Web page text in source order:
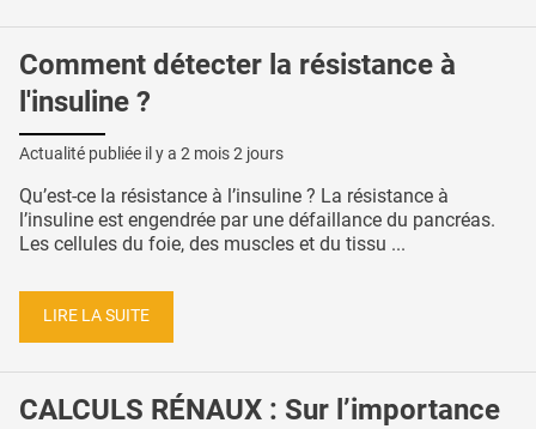
Comment détecter la résistance à
l'insuline ?
Actualité publiée il y a 2 mois 2 jours
Qu’est-ce la résistance à l’insuline ? La résistance à
l’insuline est engendrée par une défaillance du pancréas.
Les cellules du foie, des muscles et du tissu ...
LIRE LA SUITE
CALCULS RÉNAUX : Sur l’importance